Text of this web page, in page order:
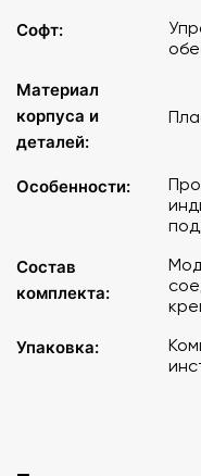
Софт:
Материал
корпуса и
деталей:
Особенности:
Состав
комплекта:
Упаковка: